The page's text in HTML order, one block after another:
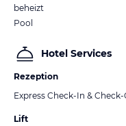
beheizt
Pool
Hotel Services
Rezeption
Express Check-In &
Lift